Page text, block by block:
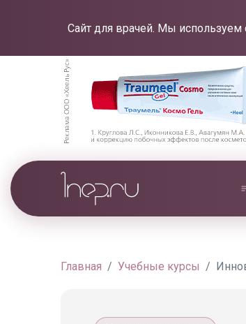
Сайт для врачей. Мы используем
Главная Учебные курсы